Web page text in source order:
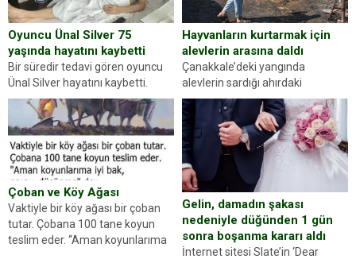
Oyuncu Ünal Silver 75
yaşında hayatını kaybetti
Bir süredir tedavi gören oyuncu
Ünal Silver hayatını kaybetti.
Haberi, oyuncunun menajerlik
ajansı duyurdu. Renda Güner,
sosyal medya hesabında “Usta
Oyuncumuz ve çok değerli
dostumuz...
Hayvanların kurtarmak için
alevlerin arasına daldı
Çanakkale’deki yangında
alevlerin sardığı ahırdaki
hayvanlarını kurtarmak isteyen
Zeki Demir (66) ölümden döndü.
Yüzünde ve ellerinde yanıklar
oluşan Demir, kâbus dolu anları
anlattı… Merkeze bağlı...
Çoban ve Köy Ağası
Vaktiyle bir köy ağası bir çoban
tutar. Çobana 100 tane koyun
teslim eder. “Aman koyunlarıma
Gelin, damadın şakası
nedeniyle düğünden 1 gün
sonra boşanma kararı aldı
İnternet sitesi Slate’in ‘Dear